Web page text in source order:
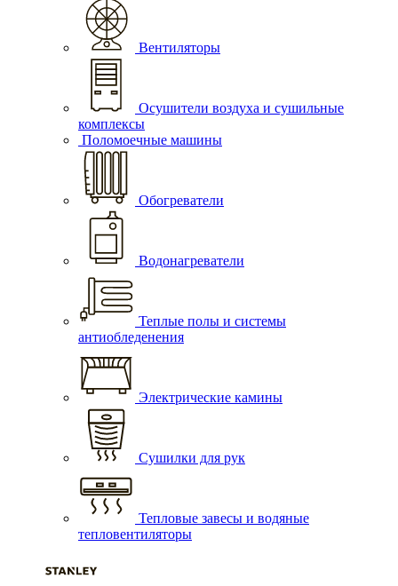
Вентиляторы
Осушители воздуха и сушильные
комплексы
Поломоечные машины
Обогреватели
Водонагреватели
Теплые полы и системы
антиобледенения
Электрические камины
Сушилки для рук
Тепловые завесы и водяные
тепловентиляторы